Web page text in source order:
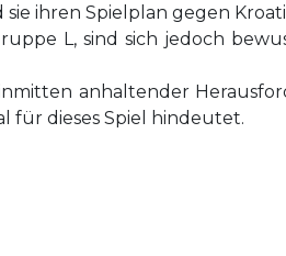
ihren Spielplan gegen
L, sind sich jedoch
anhaltender
für dieses Spiel hindeutet.